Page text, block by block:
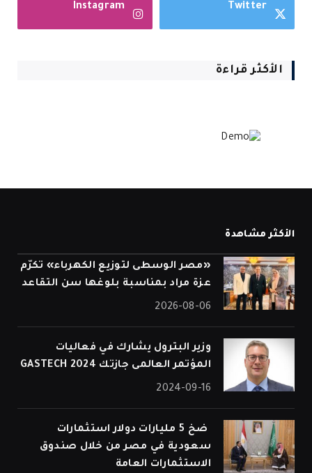
Twitter
Instagram
الأكثر قراءة
الأكثر مشاهدة
«مصر الوسطى لتوزيع الكهرباء» تكرّم
عزة مراد بمناسبة بلوغها سن التقاعد
2026-08-06
وزير البترول يشارك في فعاليات
المؤتمر العالمى جازتك 2024 GASTECH
2024-09-16
⁠ ضخ 5 مليارات دولار استثمارات
سعودية في مصر من خلال صندوق
الاستثمارات العامة